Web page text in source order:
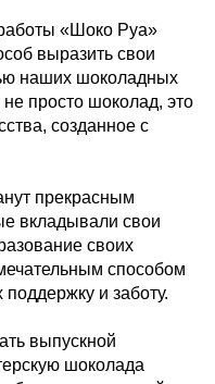
«Шоко Руа»
выразить свои
наших шоколадных
просто шоколад, это
созданное с
прекрасным
вкладывали свои
своих
способом
поддержку и заботу.
выпускной
шоколада